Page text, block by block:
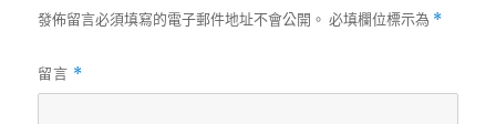
發佈留言必須填寫的電子郵件地址不會公開。 必填欄位標示為 *
留言 *